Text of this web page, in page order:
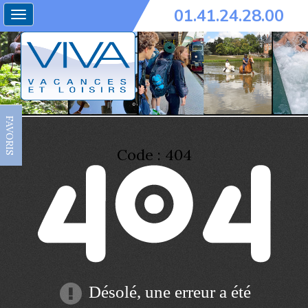
Toggle
navigation
01.41.24.28.00
FAVORIS Code : 404
Désolé, une erreur a été